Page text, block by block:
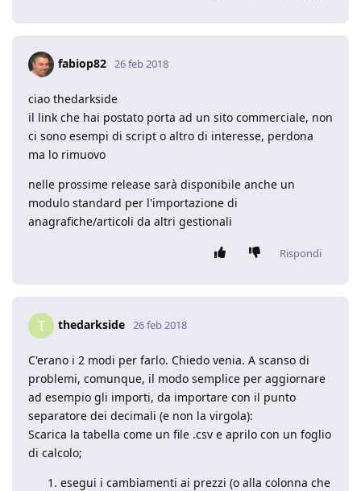
fabiop82 26 feb 2018
ciao thedarkside
il link che hai postato porta ad un sito commerciale, non
ci sono esempi di script o altro di interesse, perdona
ma lo rimuovo
nelle prossime release sarà disponibile anche un
modulo standard per l'importazione di
anagrafiche/articoli da altri gestionali
Rispondi
T thedarkside 26 feb 2018
C'erano i 2 modi per farlo. Chiedo venia. A scanso di
problemi, comunque, il modo semplice per aggiornare
ad esempio gli importi, da importare con il punto
separatore dei decimali (e non la virgola):
Scarica la tabella come un file .csv e aprilo con un foglio
di calcolo;
esegui i cambiamenti ai prezzi (o alla colonna che